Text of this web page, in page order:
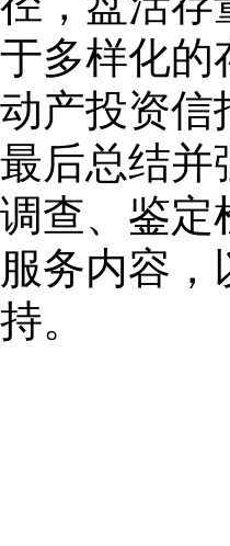
于多样化的
动产投资信
最后总结并
调查、鉴定
服务内容
持。